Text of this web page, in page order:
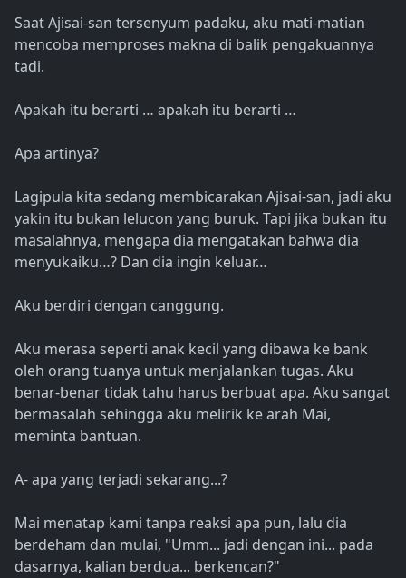
Saat Ajisai-san tersenyum padaku, aku mati-matian
mencoba memproses makna di balik pengakuannya
tadi.
Apakah itu berarti … apakah itu berarti …
Apa artinya?
Lagipula kita sedang membicarakan Ajisai-san, jadi aku
yakin itu bukan lelucon yang buruk. Tapi jika bukan itu
masalahnya, mengapa dia mengatakan bahwa dia
menyukaiku…? Dan dia ingin keluar…
Aku berdiri dengan canggung.
Aku merasa seperti anak kecil yang dibawa ke bank
oleh orang tuanya untuk menjalankan tugas. Aku
benar-benar tidak tahu harus berbuat apa. Aku sangat
bermasalah sehingga aku melirik ke arah Mai,
meminta bantuan.
A- apa yang terjadi sekarang...?
Mai menatap kami tanpa reaksi apa pun, lalu dia
berdeham dan mulai, "Umm... jadi dengan ini... pada
dasarnya, kalian berdua... berkencan?"